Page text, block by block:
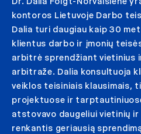
kontoros Lietuvoje Darbo
Dalia turi daugiau kaip 30
klientus darbo ir įmonių
arbitrė sprendžiant vietinius
arbitraže. Dalia konsultuoja
veiklos teisiniais klausimais,
projektuose ir
atstovavo daugeliui vietinių
renkantis geriausią